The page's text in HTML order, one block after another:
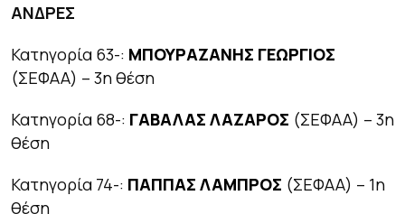
ΑΝΔΡΕΣ
Κατηγορία 63-: ΜΠΟΥΡΑΖΑΝΗΣ ΓΕΩΡΓΙΟΣ
(ΣΕΦΑΑ) – 3η θέση
Κατηγορία 68-: ΓΑΒΑΛΑΣ ΛΑΖΑΡΟΣ (ΣΕΦΑΑ) – 3η
θέση
Κατηγορία 74-: ΠΑΠΠΑΣ ΛΑΜΠΡΟΣ (ΣΕΦΑΑ) – 1η
θέση